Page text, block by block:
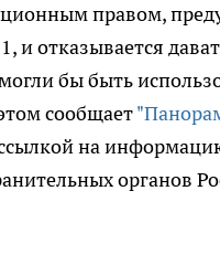
правом,
и отказывается
бы быть
сообщает
на
органов